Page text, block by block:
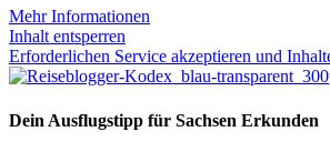
Mehr Informationen
Inhalt entsperren
Erforderlichen Service akzeptieren und
Dein Ausflugstipp für Sachsen Erkunden